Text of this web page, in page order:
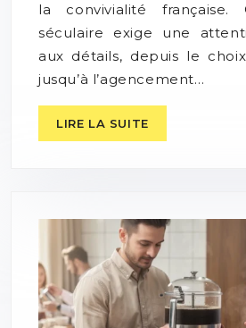
la convivialité française.
séculaire exige une
aux détails, depuis le
jusqu’à l’agencement…
LIRE LA SUITE